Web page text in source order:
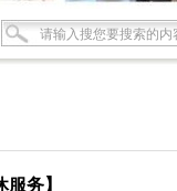
务】